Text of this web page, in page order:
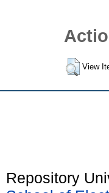
View
Repository